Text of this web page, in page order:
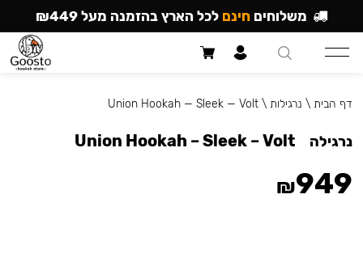
דף הבית \ נרגילות \
Union Hookah — Sleek — Volt
נרגילה Union Hookah – Sleek – Volt
₪949
משלוחים חינם לכל הארץ בהזמנה מעל ₪449